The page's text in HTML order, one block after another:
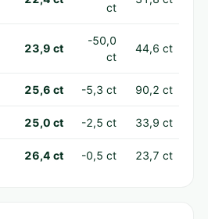
ct
23,9 ct
-50,0
ct
44,6 ct
25,6 ct -5,3 ct 90,2 ct
25,0 ct -2,5 ct 33,9 ct
26,4 ct -0,5 ct 23,7 ct